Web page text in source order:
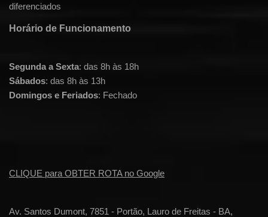
diferenciados
Horário de Funcionamento
Segunda a Sexta: das 8h às 18h
Sábados: das 8h às 13h
Domingos e Feriados: Fechado
CLIQUE para OBTER ROTA no Google
Av. Santos Dumont, 7851 - Portão, Lauro de Freitas - BA,